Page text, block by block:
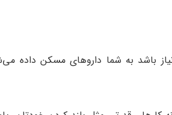
باشد به شما داروهای مسکن داده